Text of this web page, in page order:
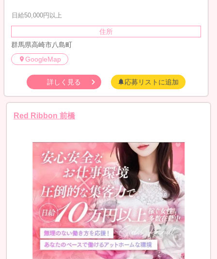
日給50,000円以上
住所
群馬県高崎市八島町
GoogleMap
詳しく見る 応募リストに追加
Red Ribbon 前橋